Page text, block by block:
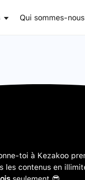
Qui sommes-
toi à Kezakoo
les contenus en